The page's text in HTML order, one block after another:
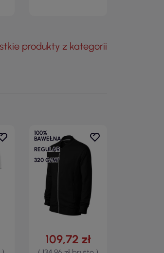
produkty z kategorii
100%
BAWEŁNA
REGULAR
320 G/M²
109,72 zł